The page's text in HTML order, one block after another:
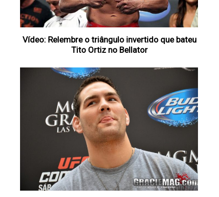
Vídeo: Relembre o triângulo invertido que bateu
Tito Ortiz no Bellator